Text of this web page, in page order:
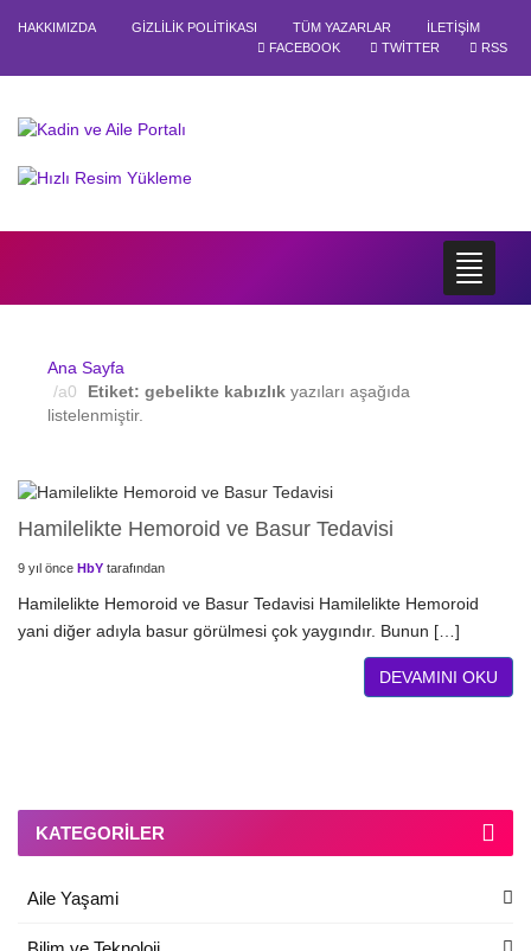
HAKKIMIZDA GIZLILIK POLITIKASI TÜM YAZARLAR
İLETIŞIM
FACEBOOK
TWITTER RSS
Ana Sayfa
Etiket: gebelikte kabızlık yazıları aşağıda
listelenmiştir.
Hamilelikte Hemoroid ve Basur Tedavisi
9 yıl önce HbY tarafından
Hamilelikte Hemoroid ve Basur Tedavisi Hamilelikte Hemoroid
yani diğer adıyla basur görülmesi çok yaygındır. Bunun […]
DEVAMINI OKU
KATEGORILER
Aile Yaşami